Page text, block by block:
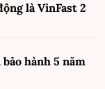
là VinFast 2
hành 5 năm